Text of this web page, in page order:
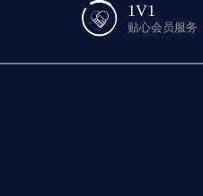
1V1
贴心会员服务